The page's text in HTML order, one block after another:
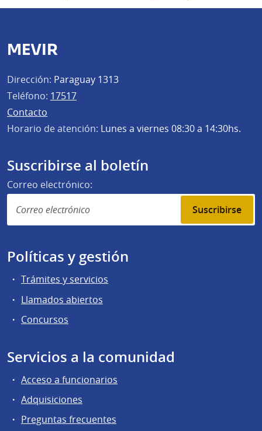
MEVIR
Dirección: Paraguay 1313
Teléfono: 17517
Contacto
Horario de atención: Lunes a viernes 08:30 a 14:30hs.
Suscribirse al boletín
Correo electrónico:
Suscribirse
Políticas y gestión
Trámites y servicios
Llamados abiertos
Concursos
Servicios a la comunidad
Acceso a funcionarios
Adquisiciones
Preguntas frecuentes